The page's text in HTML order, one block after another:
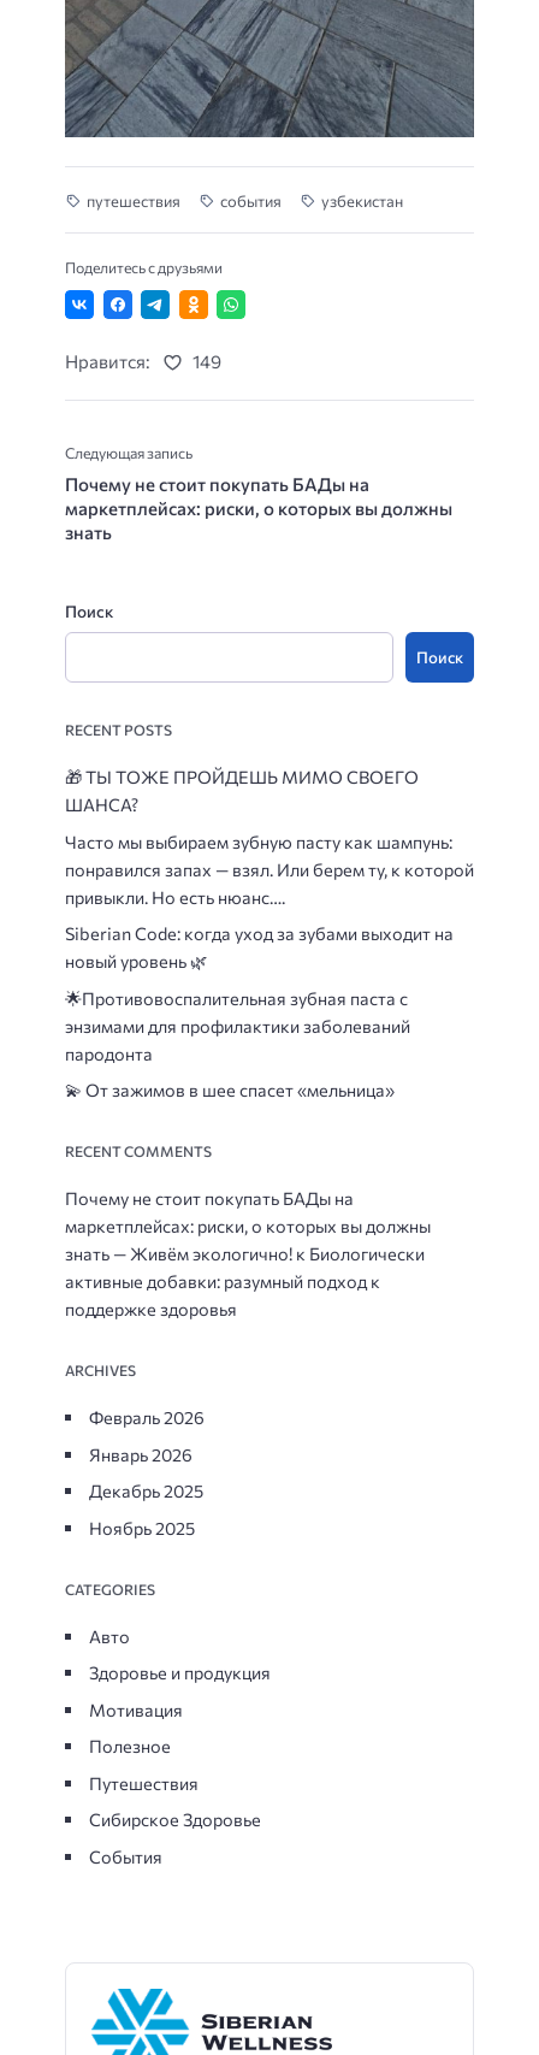
путешествия события узбекистан
Поделитесь с друзьями
Нравится: 149
Следующая запись
Почему не стоит покупать БАДы на
маркетплейсах: риски, о которых вы должны
знать
Поиск
Поиск
RECENT POSTS
🎁ТЫ ТОЖЕ ПРОЙДЕШЬ МИМО СВОЕГО
ШАНСА?
Часто мы выбираем зубную пасту как шампунь:
понравился запах — взял. Или берем ту, к которой
привыкли. Но есть нюанс….
Siberian Code: когда уход за зубами выходит на
новый уровень 🌿
🌟Противовоспалительная зубная паста с
энзимами для профилактики заболеваний
пародонта
💫 От зажимов в шее спасет «мельница»
RECENT COMMENTS
Почему не стоит покупать БАДы на
маркетплейсах: риски, о которых вы должны
знать — Живём экологично! к Биологически
активные добавки: разумный подход к
поддержке здоровья
ARCHIVES
Февраль 2026
Январь 2026
Декабрь 2025
Ноябрь 2025
CATEGORIES
Авто
Здоровье и продукция
Мотивация
Полезное
Путешествия
Сибирское Здоровье
События